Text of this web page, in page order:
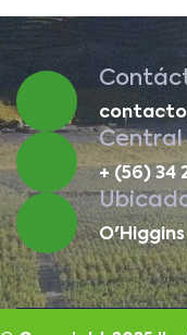
Central
+ (56) 34